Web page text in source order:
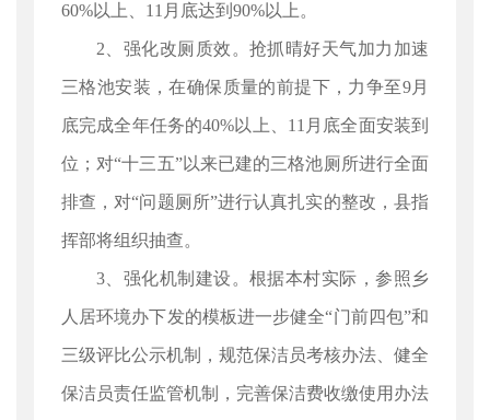
60%以上、11月底达到90%以上。
2、强化改厕质效。抢抓晴好天气加力加速
三格池安装，在确保质量的前提下，力争至9月
底完成全年任务的40%以上、11月底全面安装到
位；对“十三五”以来已建的三格池厕所进行全面
排查，对“问题厕所”进行认真扎实的整改，县指
挥部将组织抽查。
3、强化机制建设。根据本村实际，参照乡
人居环境办下发的模板进一步健全“门前四包”和
三级评比公示机制，规范保洁员考核办法、健全
保洁员责任监管机制，完善保洁费收缴使用办法